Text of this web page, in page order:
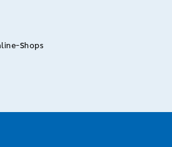
Shops